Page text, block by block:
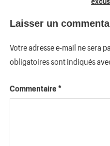
Laisser un
Votre adresse e-mail ne sera
obligatoires sont indiqués
Commentaire *